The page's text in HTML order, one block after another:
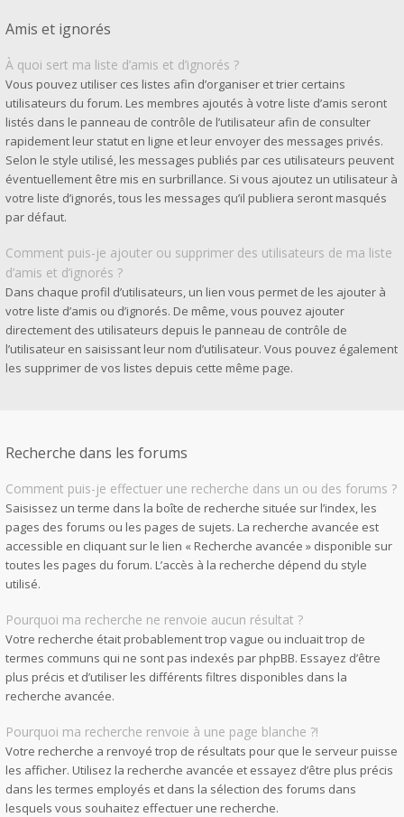
Amis et ignorés
À quoi sert ma liste d’amis et d’ignorés ?
Vous pouvez utiliser ces listes afin d’organiser et trier certains
utilisateurs du forum. Les membres ajoutés à votre liste d’amis seront
listés dans le panneau de contrôle de l’utilisateur afin de consulter
rapidement leur statut en ligne et leur envoyer des messages privés.
Selon le style utilisé, les messages publiés par ces utilisateurs peuvent
éventuellement être mis en surbrillance. Si vous ajoutez un utilisateur à
votre liste d’ignorés, tous les messages qu’il publiera seront masqués
par défaut.
Comment puis-je ajouter ou supprimer des utilisateurs de ma liste
d’amis et d’ignorés ?
Dans chaque profil d’utilisateurs, un lien vous permet de les ajouter à
votre liste d’amis ou d’ignorés. De même, vous pouvez ajouter
directement des utilisateurs depuis le panneau de contrôle de
l’utilisateur en saisissant leur nom d’utilisateur. Vous pouvez également
les supprimer de vos listes depuis cette même page.
Recherche dans les forums
Comment puis-je effectuer une recherche dans un ou des forums ?
Saisissez un terme dans la boîte de recherche située sur l’index, les
pages des forums ou les pages de sujets. La recherche avancée est
accessible en cliquant sur le lien « Recherche avancée » disponible sur
toutes les pages du forum. L’accès à la recherche dépend du style
utilisé.
Pourquoi ma recherche ne renvoie aucun résultat ?
Votre recherche était probablement trop vague ou incluait trop de
termes communs qui ne sont pas indexés par phpBB. Essayez d’être
plus précis et d’utiliser les différents filtres disponibles dans la
recherche avancée.
Pourquoi ma recherche renvoie à une page blanche ?!
Votre recherche a renvoyé trop de résultats pour que le serveur puisse
les afficher. Utilisez la recherche avancée et essayez d’être plus précis
dans les termes employés et dans la sélection des forums dans
lesquels vous souhaitez effectuer une recherche.